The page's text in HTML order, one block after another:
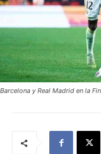
Barcelona y Real Madrid en la